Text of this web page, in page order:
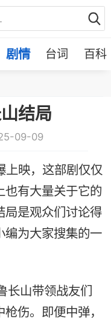
剧情 台词 百科
结局
09-09
上映，这部剧仅仅
也有大量关于它的
局是观众们讨论得
编为大家搜集的一
长山带领战友们
伤。即便中弹，